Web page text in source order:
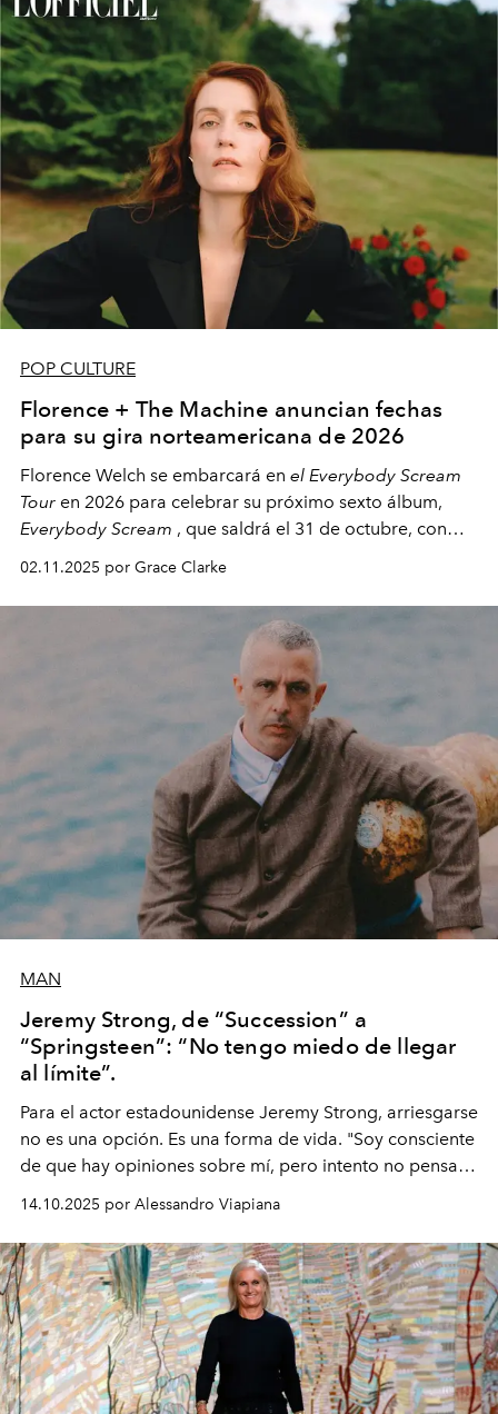
POP CULTURE
Florence + The Machine anuncian fechas
para su gira norteamericana de 2026
Florence Welch se embarcará en el Everybody Scream
Tour en 2026 para celebrar su próximo sexto álbum,
Everybody Scream , que saldrá el 31 de octubre, con
fechas en Norteamérica a partir de abril del próximo
02.11.2025 por Grace Clarke
MAN
Jeremy Strong, de “Succession” a
“Springsteen”: “No tengo miedo de llegar
al límite”.
Para el actor estadounidense Jeremy Strong, arriesgarse
no es una opción. Es una forma de vida. "Soy consciente
de que hay opiniones sobre mí, pero intento no pensar
demasiado en cómo me perciben. Creo que es una
pérdida de tiempo", afirma.
14.10.2025 por Alessandro Viapiana